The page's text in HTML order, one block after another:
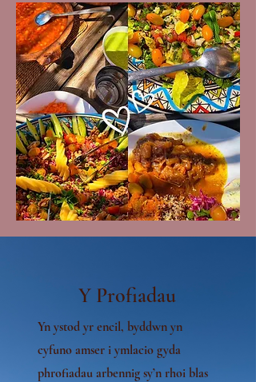
Y Profiadau
Yn ystod yr encil, byddwn yn
cyfuno amser i ymlacio gyda
phrofiadau arbennig sy’n rhoi blas